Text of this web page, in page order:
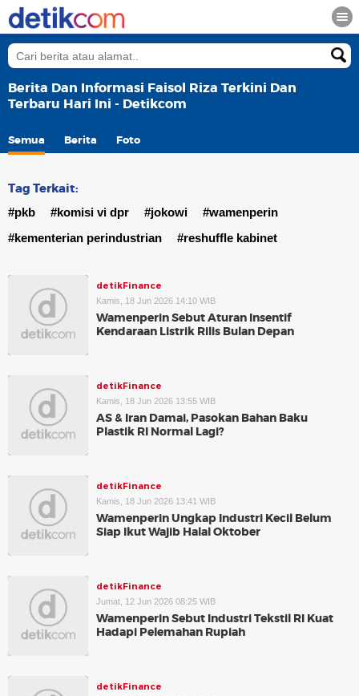
Berita Dan Informasi Faisol Riza Terkini Dan
Terbaru Hari Ini - Detikcom
Semua Berita Foto
Tag Terkait:
#pkb #komisi vi dpr #jokowi
#wamenperin
#kementerian perindustrian
#reshuffle kabinet
detikFinance
Kamis, 18 Jun 2026 14:10 WIB
Wamenperin Sebut Aturan Insentif
Kendaraan Listrik Rilis Bulan Depan
detikFinance
Kamis, 18 Jun 2026 13:55 WIB
AS & Iran Damai, Pasokan Bahan Baku
Plastik RI Normal Lagi?
detikFinance
Kamis, 18 Jun 2026 13:41 WIB
Wamenperin Ungkap Industri Kecil Belum
Siap Ikut Wajib Halal Oktober
detikFinance
Jumat, 12 Jun 2026 08:25 WIB
Wamenperin Sebut Industri Tekstil RI Kuat
Hadapi Pelemahan Rupiah
detikFinance